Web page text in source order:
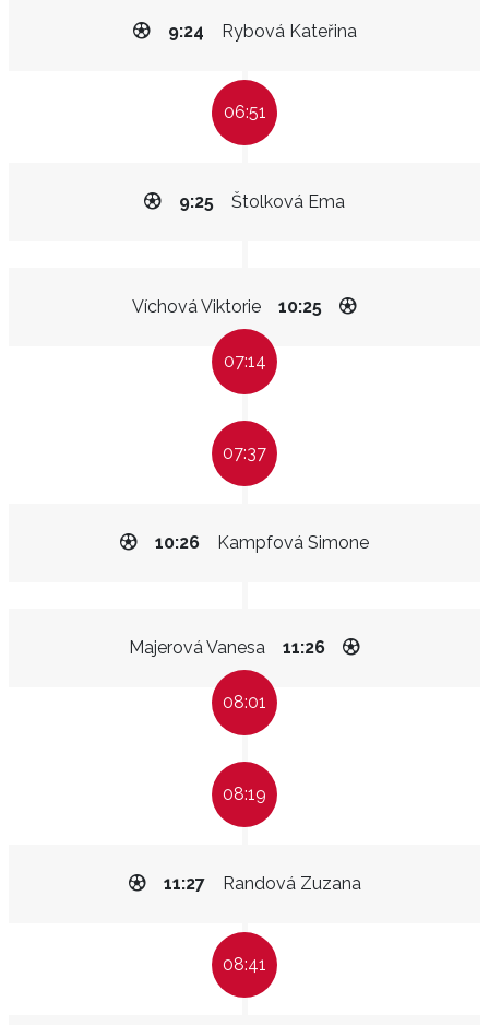
Rybová Kateřina
9:24
06:51
Štolková Ema
9:25
Víchová Viktorie 10:25
07:14
07:37
Kampfová Simone
10:26
Majerová Vanesa 11:26
08:01
08:19
Randová Zuzana
11:27
08:41